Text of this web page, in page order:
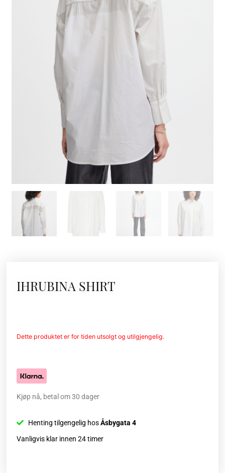
IHRUBINA SHIRT
Dette produktet er for tiden utsolgt og utilgjengelig.
Kjøp nå, betal om 30 dager
Henting tilgengelig hosÅsbygata 4
Vanligvis klar innen 24 timer